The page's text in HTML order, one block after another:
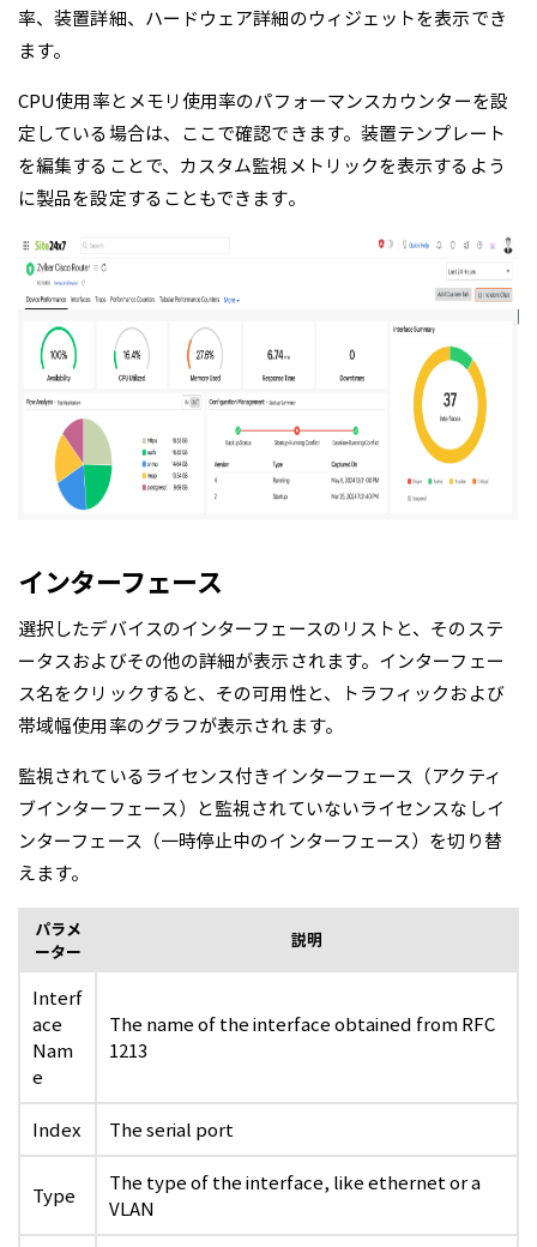
率、装置詳細、ハードウェア詳細のウィジェットを表示でき
ます。
CPU使用率とメモリ使用率のパフォーマンスカウンターを設
定している場合は、ここで確認できます。装置テンプレート
を編集することで、カスタム監視メトリックを表示するよう
に製品を設定することもできます。
インターフェース
選択したデバイスのインターフェースのリストと、そのステ
ータスおよびその他の詳細が表示されます。インターフェー
ス名をクリックすると、その可用性と、トラフィックおよび
帯域幅使用率のグラフが表示されます。
監視されているライセンス付きインターフェース（アクティ
ブインターフェース）と監視されていないライセンスなしイ
ンターフェース（一時停止中のインターフェース）を切り替
えます。
パラメ
ーター
説明
Interf
ace
Nam
e
The name of the interface obtained from RFC
1213
Index The serial port
Type
The type of the interface, like ethernet or a
VLAN